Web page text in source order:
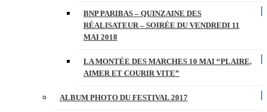
BNP PARIBAS – QUINZAINE DES
RÉALISATEUR – SOIRÉE DU VENDREDI 11
MAI 2018
LA MONTÉE DES MARCHES 10 MAI “PLAIRE,
AIMER ET COURIR VITE”
ALBUM PHOTO DU FESTIVAL 2017